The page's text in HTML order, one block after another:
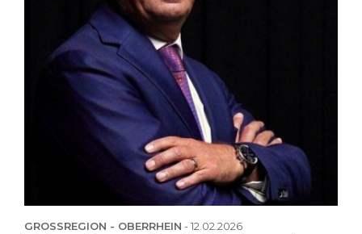
GROSSREGION - OBERRHEIN -12.02.2026